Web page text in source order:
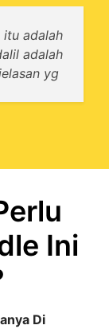
itu adalah
adalah
yg
Ini
Di